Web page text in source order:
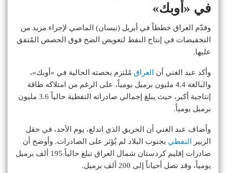
في «أوبك»
وقدّم العراق خططاً في أبريل (نيسان) الماضي لإجراء مزيد من
التخفيضات في إنتاج النفط لتعويض الضخ فوق الحصص المُتفق
عليها.
وأكد عبد الغني أن العراق مُلتزم بحصته الحالية في «أوبك»،
والبالغة 4.4 مليون برميل يومياً، على الرغم من امتلاكه طاقة
إنتاجية أكبر، حيث يبلغ إجمالي صادراته النفطية حالياً 3.6 مليون
برميل يومياً.
وأضاف عبد الغني أن الحريق الذي اندلع، يوم الأحد، في حقل
الزبير
النفطي بجنوب البلاد لم يُؤثر على الصادرات. وأوضح أن
صادرات إقليم كردستان شمال العراق تبلغ حالياً 195 ألف برميل
يومياً، وقد تصل أحياناً إلى 200 ألف برميل.